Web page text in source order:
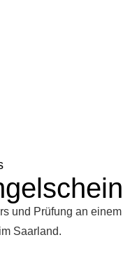
und Prüfung an einem
Saarland.